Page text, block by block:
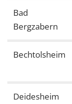
Bad
Bergzabern
Bechtolsheim
Deidesheim